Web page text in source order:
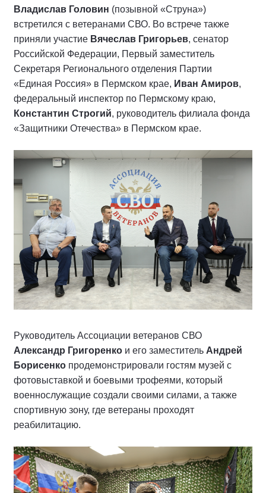
Владислав Головин (позывной «Струна»)
встретился с ветеранами СВО. Во встрече также
приняли участие Вячеслав Григорьев, сенатор
Российской Федерации, Первый заместитель
Секретаря Регионального отделения Партии
«Единая Россия» в Пермском крае, Иван Амиров,
федеральный инспектор по Пермскому краю,
Константин Строгий, руководитель филиала фонда
«Защитники Отечества» в Пермском крае.
Руководитель Ассоциации ветеранов СВО
Александр Григоренко и его заместитель Андрей
Борисенко продемонстрировали гостям музей с
фотовыставкой и боевыми трофеями, который
военнослужащие создали своими силами, а также
спортивную зону, где ветераны проходят
реабилитацию.